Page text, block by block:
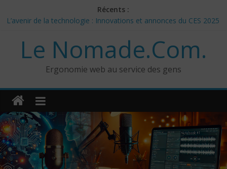
Récents :
L’avenir de la technologie : Innovations et annonces du CES 2025
Les 3 meilleurs réponses de politiciens Canadiens pour Donald
Google Deep Mind – IA : Simulation Mondiale et Défis Éthiques
NotebookLM : Mes commentaires sur 2 mois d’utilisation
CES 2025: Technologies insolites – jour 5
Le Nomade.Com.
Ergonomie web au service des gens